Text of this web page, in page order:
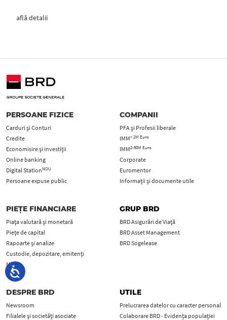
află detalii
PERSOANE FIZICE
Carduri şi Conturi
Credite
Economisire și investiții
Online banking
Digital StationNOU
Persoane expuse public
COMPANII
PFA şi Profesii liberale
IMM< 2M Euro
IMM2-50M Euro
Corporate
Euromentor
Informații și documente utile
PIEȚE FINANCIARE
Piața valutară și monetară
Piețe de capital
Rapoarte și analize
Custodie, depozitare, emitenți
MiFID
GRUP BRD
BRD Asigurări de Viață
BRD Asset Management
BRD Sogelease
DESPRE BRD
Newsroom
Filialele și societăți asociate
UTILE
Prelucrarea datelor cu caracter personal
Colaborare BRD - Evidența populației